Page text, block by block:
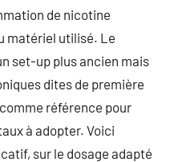
de nicotine
matériel utilisé. Le
set-up plus ancien mais
dites de première
référence pour
à adopter. Voici
sur le dosage adapté